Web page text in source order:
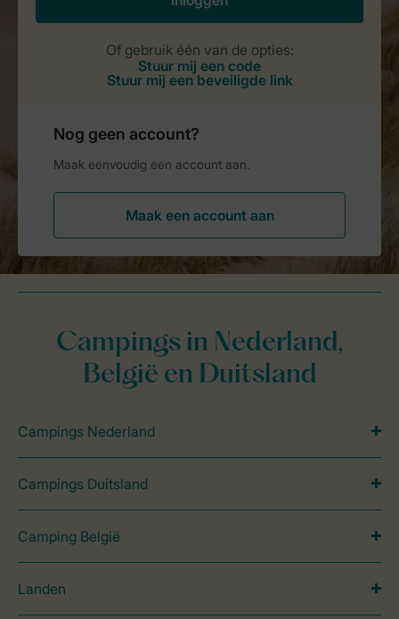
Campings in Nederland,
België en Duitsland
Campings Nederland
Campings Duitsland
Camping België
Landen